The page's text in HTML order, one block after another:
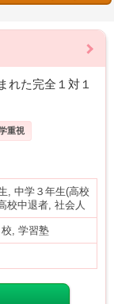
れた完全１対１
重視
, 中学３年生(高校
校中退者, 社会人
, 学習塾